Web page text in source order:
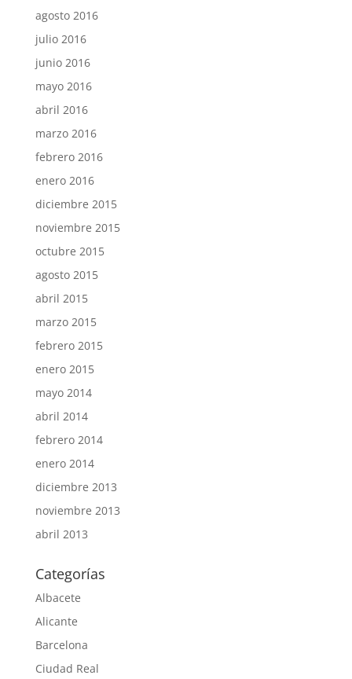
agosto 2016
julio 2016
junio 2016
mayo 2016
abril 2016
marzo 2016
febrero 2016
enero 2016
diciembre 2015
noviembre 2015
octubre 2015
agosto 2015
abril 2015
marzo 2015
febrero 2015
enero 2015
mayo 2014
abril 2014
febrero 2014
enero 2014
diciembre 2013
noviembre 2013
abril 2013
Categorías
Albacete
Alicante
Barcelona
Ciudad Real